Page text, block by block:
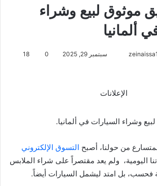
موثوق لبيع وشراء
ألمانيا
سبتمبر 29, 2025 0
18
الإعلانات
وشراء السيارات في ألمانيا.
من حولنا، أصبح التسوق الإلكتروني
اليومية، ولم يعد مقتصراً على شراء الملابس
فحسب، بل امتد ليشمل السيارات أيضاً.